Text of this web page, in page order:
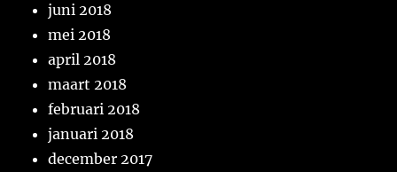
juni 2018
mei 2018
april 2018
maart 2018
februari 2018
januari 2018
december 2017